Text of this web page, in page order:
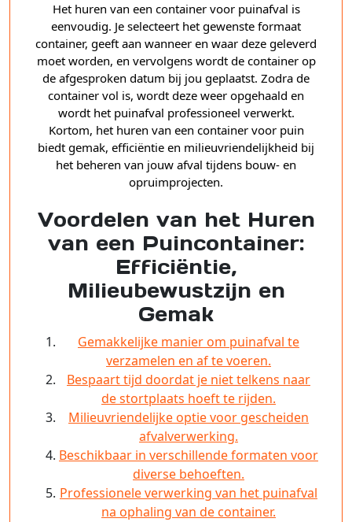
Het huren van een container voor puinafval is
eenvoudig. Je selecteert het gewenste formaat
container, geeft aan wanneer en waar deze geleverd
moet worden, en vervolgens wordt de container op
de afgesproken datum bij jou geplaatst. Zodra de
container vol is, wordt deze weer opgehaald en
wordt het puinafval professioneel verwerkt.
Kortom, het huren van een container voor puin
biedt gemak, efficiëntie en milieuvriendelijkheid bij
het beheren van jouw afval tijdens bouw- en
opruimprojecten.
Voordelen van het Huren
van een Puincontainer:
Efficiëntie,
Milieubewustzijn en
Gemak
Gemakkelijke manier om puinafval te
verzamelen en af te voeren.
Bespaart tijd doordat je niet telkens naar
de stortplaats hoeft te rijden.
Milieuvriendelijke optie voor gescheiden
afvalverwerking.
Beschikbaar in verschillende formaten voor
diverse behoeften.
Professionele verwerking van het puinafval
na ophaling van de container.